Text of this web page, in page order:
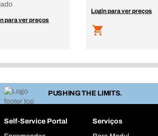
para ver preços
Login para ver preços
PUSHING THE LIMITS.
Self-Service Portal
Serviços